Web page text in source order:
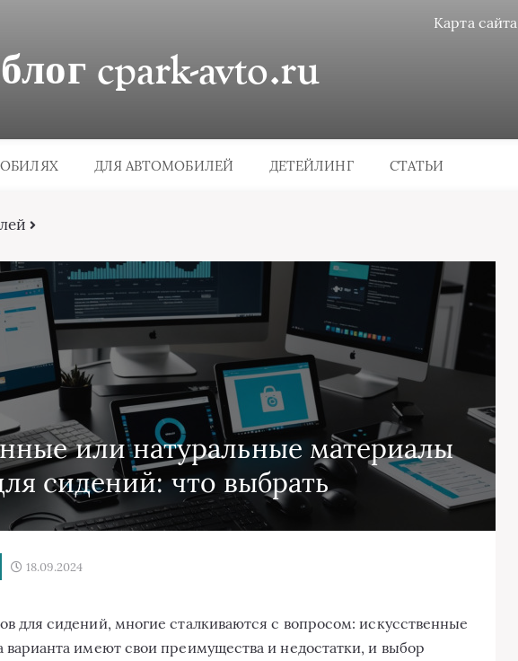
Карта сайта
cpark-avto.ru
ДЛЯ АВТОМОБИЛЕЙ ДЕТЕЙЛИНГ СТАТЬИ
или натуральные материалы
сидений: что выбрать
18.09.2024
для сидений, многие сталкиваются с вопросом: искусственные
варианта имеют свои преимущества и недостатки, и выбор